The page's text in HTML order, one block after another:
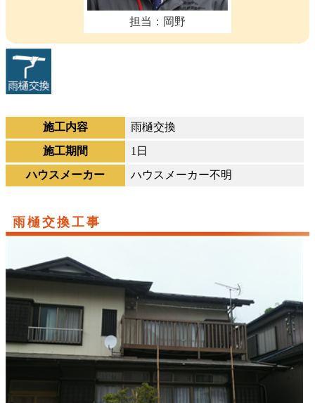
担当：岡野
施工内容
雨樋交換
施工期間
1日
ハウスメーカー
ハウスメーカー不明
雨樋交換工事